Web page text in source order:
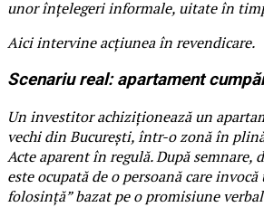
unor înțelegeri informale, uitate în
Aici intervine acțiunea în revendicare.
Scenariu real: apartament
Un investitor achiziționează un
vechi din București, într-o zonă în
Acte aparent în regulă. După semnare,
este ocupată de o persoană care
folosință” bazat pe o promisiune